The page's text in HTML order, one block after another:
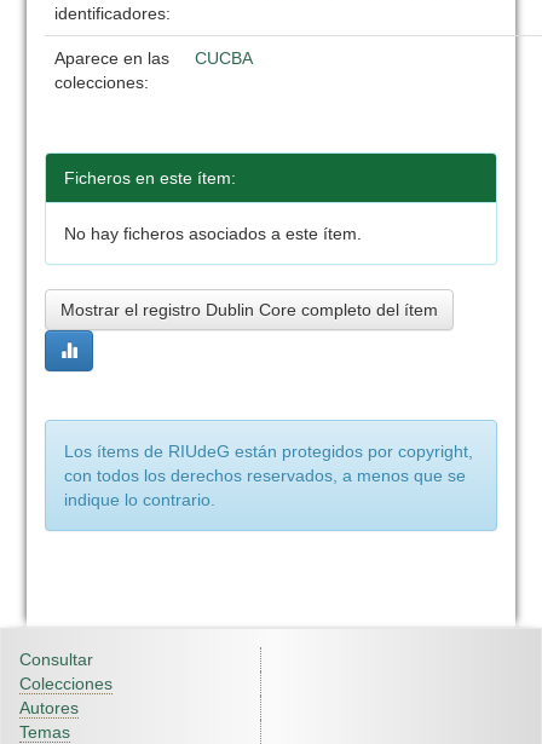
identificadores:
Aparece en las
colecciones:
CUCBA
Ficheros en este ítem:
No hay ficheros asociados a este ítem.
Mostrar el registro Dublin Core completo del ítem
Los ítems de RIUdeG están protegidos por copyright,
con todos los derechos reservados, a menos que se
indique lo contrario.
Consultar
Colecciones
Autores
Temas